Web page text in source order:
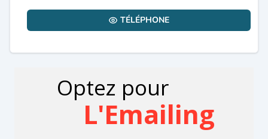
TÉLÉPHONE